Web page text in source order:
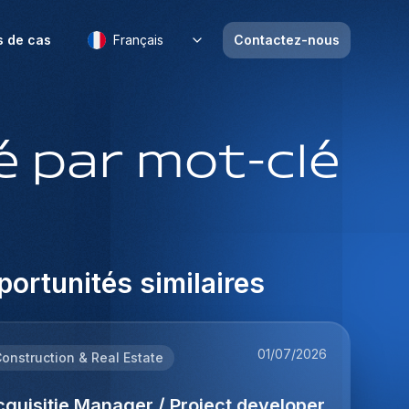
de cas Français Contactez-nous
par mot-clé
similaires
& Real Estate 01/07/2026